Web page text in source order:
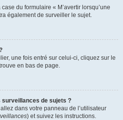
du formulaire « M’avertir lorsqu’une
également de surveiller le sujet.
une fois entré sur celui-ci, cliquez sur le
en bas de page.
de sujets ?
dans votre panneau de l’utilisateur
) et suivez les instructions.